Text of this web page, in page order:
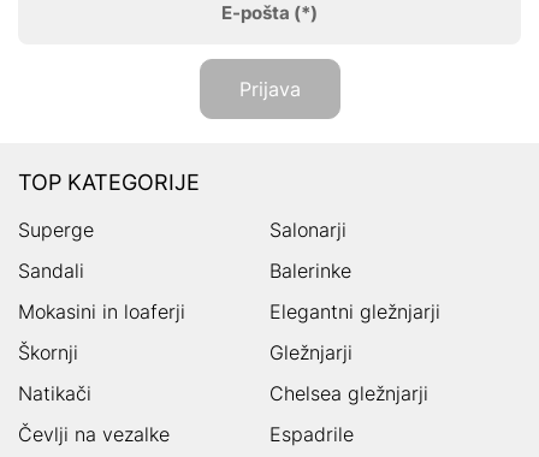
E-pošta (*)
Prijava
TOP KATEGORIJE
Superge
Salonarji
Sandali
Balerinke
Mokasini in loaferji
Elegantni gležnjarji
Škornji
Gležnjarji
Natikači
Chelsea gležnjarji
Čevlji na vezalke
Espadrile